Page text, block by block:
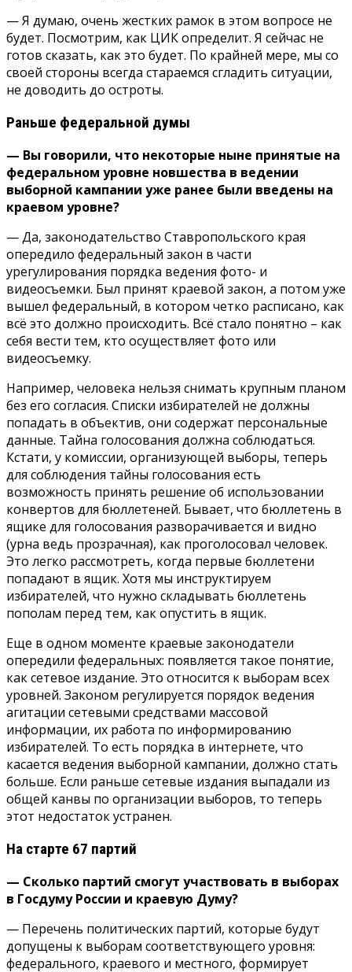
— Я думаю, очень жестких рамок в этом вопросе не
будет. Посмотрим, как ЦИК определит. Я сейчас не
готов сказать, как это будет. По крайней мере, мы со
своей стороны всегда стараемся сгладить ситуации,
не доводить до остроты.
Раньше федеральной думы
— Вы говорили, что некоторые ныне принятые на
федеральном уровне новшества в ведении
выборной кампании уже ранее были введены на
краевом уровне?
— Да, законодательство Ставропольского края
опередило федеральный закон в части
урегулирования порядка ведения фото- и
видеосъемки. Был принят краевой закон, а потом уже
вышел федеральный, в котором четко расписано, как
всё это должно происходить. Всё стало понятно – как
себя вести тем, кто осуществляет фото или
видеосъемку.
Например, человека нельзя снимать крупным планом
без его согласия. Списки избирателей не должны
попадать в объектив, они содержат персональные
данные. Тайна голосования должна соблюдаться.
Кстати, у комиссии, организующей выборы, теперь
для соблюдения тайны голосования есть
возможность принять решение об использовании
конвертов для бюллетеней. Бывает, что бюллетень в
ящике для голосования разворачивается и видно
(урна ведь прозрачная), как проголосовал человек.
Это легко рассмотреть, когда первые бюллетени
попадают в ящик. Хотя мы инструктируем
избирателей, что нужно складывать бюллетень
пополам перед тем, как опустить в ящик.
Еще в одном моменте краевые законодатели
опередили федеральных: появляется такое понятие,
как сетевое издание. Это относится к выборам всех
уровней. Законом регулируется порядок ведения
агитации сетевыми средствами массовой
информации, их работа по информированию
избирателей. То есть порядка в интернете, что
касается ведения выборной кампании, должно стать
больше. Если раньше сетевые издания выпадали из
общей канвы по организации выборов, то теперь
этот недостаток устранен.
На старте 67 партий
— Сколько партий смогут участвовать в выборах
в Госдуму России и краевую Думу?
— Перечень политических партий, которые будут
допущены к выборам соответствующего уровня:
федерального, краевого и местного, формирует